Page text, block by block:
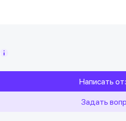
Написать
Задать